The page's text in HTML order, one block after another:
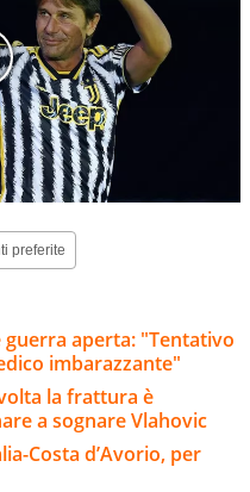
preferite
guerra aperta: "Tentativo
imbarazzante"
la frattura è
a sognare Vlahovic
Costa d’Avorio, per